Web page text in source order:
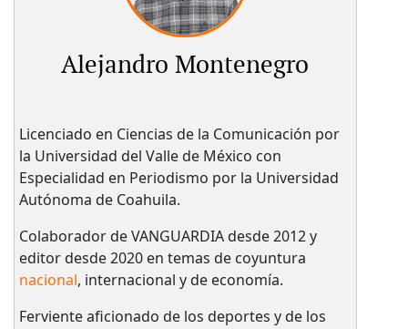
Alejandro Montenegro
Licenciado en Ciencias de la Comunicación por
la Universidad del Valle de México con
Especialidad en Periodismo por la Universidad
Autónoma de Coahuila.
Colaborador de VANGUARDIA desde 2012 y
editor desde 2020 en temas de coyuntura
nacional, internacional y de economía.
Ferviente aficionado de los deportes y de los